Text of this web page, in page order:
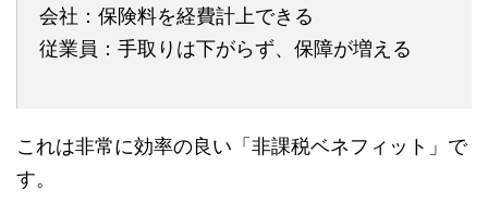
会社：保険料を経費計上できる
従業員：手取りは下がらず、保障が増える
これは非常に効率の良い「非課税ベネフィット」で
す。